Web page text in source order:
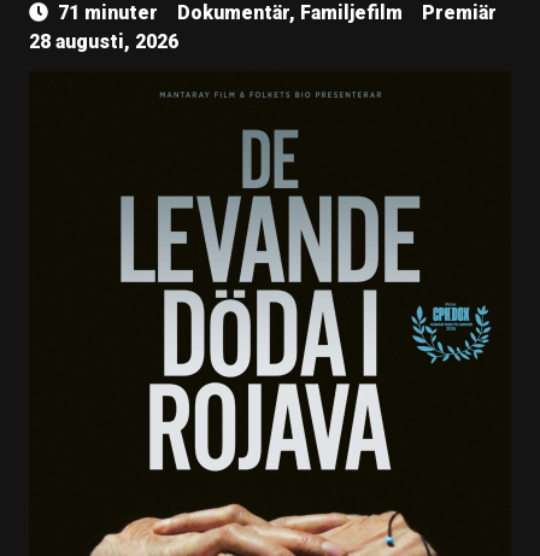
71 minuter Dokumentär, Familjefilm
Premiär
28 augusti, 2026